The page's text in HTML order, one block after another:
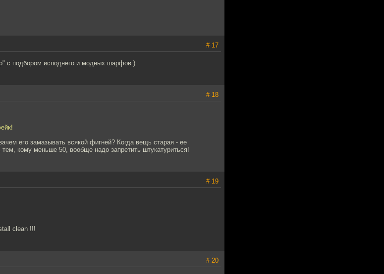
# 17
с подбором исподнего и модных шарфов:)
# 18
его замазывать всякой фигней? Когда вещь старая - ее
кому меньше 50, вообще надо запретить штукатуриться!
# 19
clean !!!
# 20